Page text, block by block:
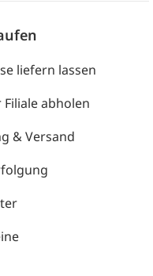
liefern lassen
abholen
& Versand